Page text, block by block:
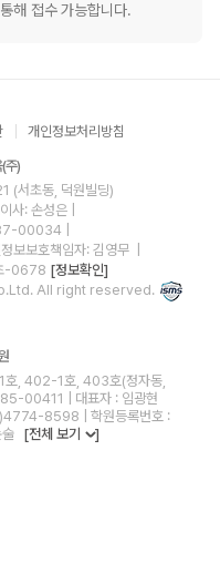
해 접수 가능합니다.
개인정보처리방침
주)
(서초동, 덕원빌딩)
사: 손성은 |
00034
정보보호책임자: 김영무
-0678 [정보확인]
All right reserved.
호, 402-1호, 403호(정자동,
00411 | 대표자 : 임광현
8598 | 학원등록번호 :
[전체 보기 ]